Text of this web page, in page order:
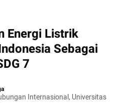
Energi Listrik
Sebagai
7
Internasional, Universitas